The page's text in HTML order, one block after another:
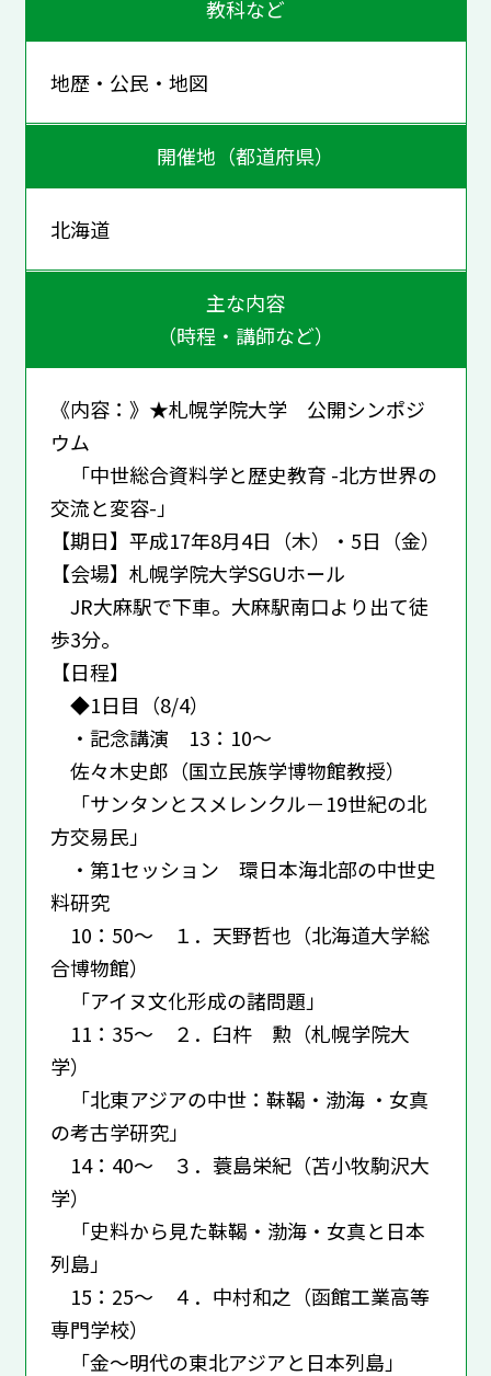
教科など
地歴・公民・地図
開催地（都道府県）
北海道
主な内容
（時程・講師など）
《内容：》★札幌学院大学 公開シンポジ
ウム
「中世総合資料学と歴史教育 -北方世界の
交流と変容-」
【期日】平成17年8月4日（木）・5日（金）
【会場】札幌学院大学SGUホール
JR大麻駅で下車。大麻駅南口より出て徒
歩3分。
【日程】
◆1日目（8/4）
・記念講演 13：10～
佐々木史郎（国立民族学博物館教授）
「サンタンとスメレンクル－19世紀の北
方交易民」
・第1セッション 環日本海北部の中世史
料研究
10：50～ １．天野哲也（北海道大学総
合博物館）
「アイヌ文化形成の諸問題」
11：35～ ２．臼杵 勲（札幌学院大
学）
「北東アジアの中世：靺鞨・渤海 ・女真
の考古学研究」
14：40～ ３．蓑島栄紀（苫小牧駒沢大
学）
「史料から見た靺鞨・渤海・女真と日本
列島」
15：25～ ４．中村和之（函館工業高等
専門学校）
「金～明代の東北アジアと日本列島」